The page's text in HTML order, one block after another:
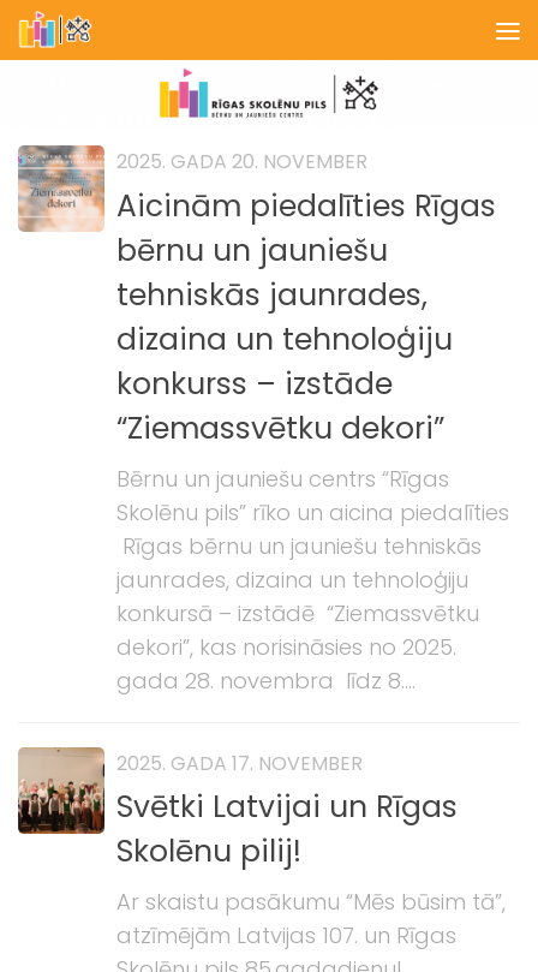
Skip to content
2025. GADA 20. NOVEMBER
Aicinām piedalīties Rīgas
bērnu un jauniešu
tehniskās jaunrades,
dizaina un tehnoloģiju
konkurss – izstāde
“Ziemassvētku dekori”
Bērnu un jauniešu centrs “Rīgas
Skolēnu pils” rīko un aicina piedalīties
Rīgas bērnu un jauniešu tehniskās
jaunrades, dizaina un tehnoloģiju
konkursā – izstādē “Ziemassvētku
dekori”, kas norisināsies no 2025.
gada 28. novembra līdz 8....
2025. GADA 17. NOVEMBER
Svētki Latvijai un Rīgas
Skolēnu pilij!
Ar skaistu pasākumu “Mēs būsim tā”,
atzīmējām Latvijas 107. un Rīgas